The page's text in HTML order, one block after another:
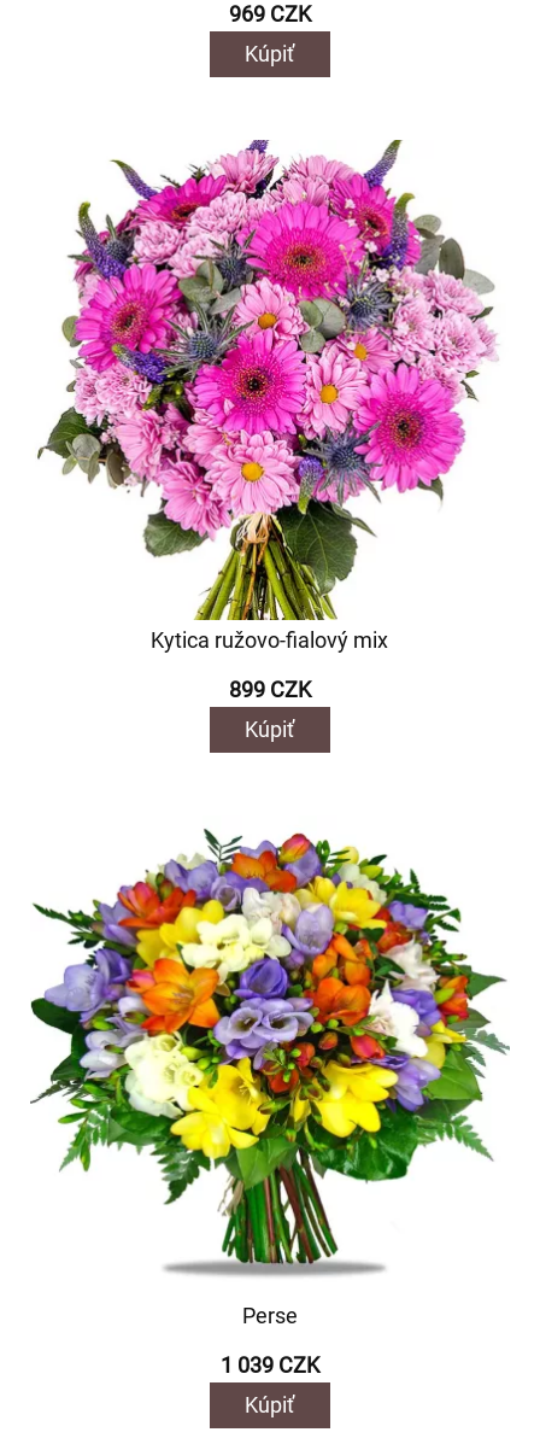
969 CZK
Kúpiť
Kytica ružovo-fialový mix
899 CZK
Kúpiť
Perse
1 039 CZK
Kúpiť